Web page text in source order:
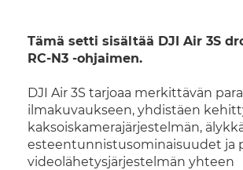
Tämä setti sisältää DJI Air 3S
RC-N3 -ohjaimen.
DJI Air 3S tarjoaa merkittävän
ilmakuvaukseen, yhdistäen
kaksoiskamerajärjestelmän,
esteentunnistusominaisuudet ja
videolähetysjärjestelmän yhteen